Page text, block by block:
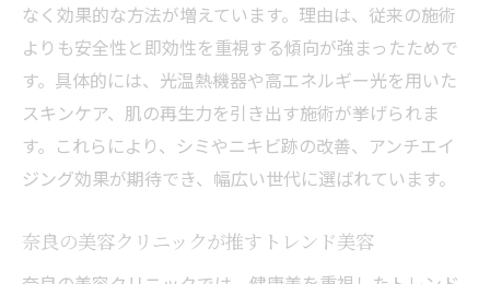
今知りたい奈良の美容皮膚科事情とは
美容皮膚科の選び方と奈良での評判比較
奈良で信頼される美容皮膚科の特徴を解説
美容皮膚科求人から見る奈良の最新動向
奈良の美容皮膚科で人気の治療メニュー
美容皮膚科選びで重視したい奈良のポイン
ト
なく効果的な方法が増えています。理由は、従来の施術
よりも安全性と即効性を重視する傾向が強まったためで
す。具体的には、光温熱機器や高エネルギー光を用いた
スキンケア、肌の再生力を引き出す施術が挙げられま
す。これらにより、シミやニキビ跡の改善、アンチエイ
ジング効果が期待でき、幅広い世代に選ばれています。
奈良の美容クリニックが推すトレンド美容